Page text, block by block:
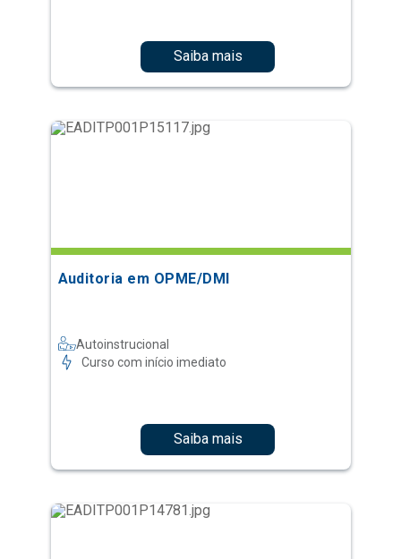
Saiba mais
Auditoria em OPME/DMI
Autoinstrucional
Curso com início imediato
Saiba mais